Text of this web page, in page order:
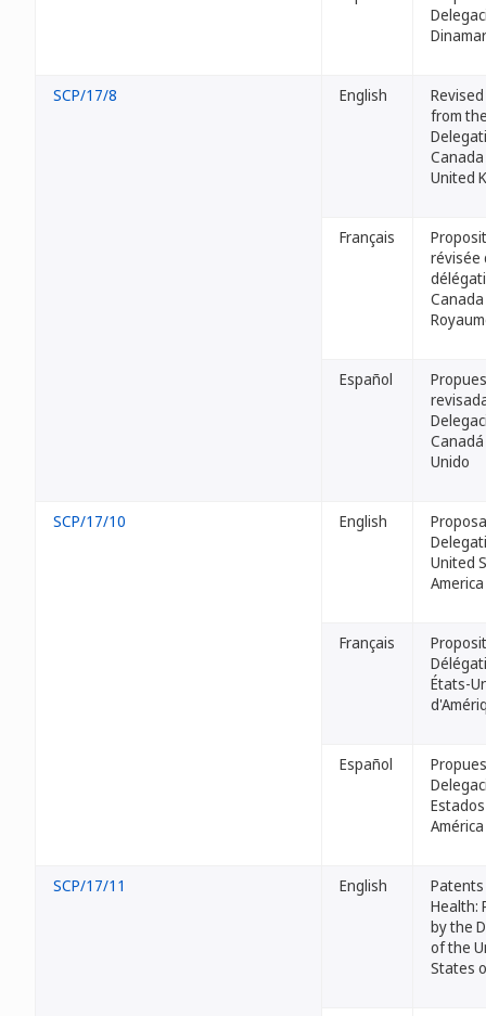
SCP/17/8 English
from
United
Français
révisée
Español
Unido
SCP/17/10 English
United
America
Français
États-
Español
América
SCP/17/11 English
Health:
by the
of the
States